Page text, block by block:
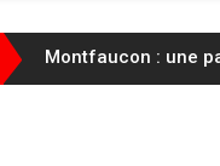
Montfaucon : une